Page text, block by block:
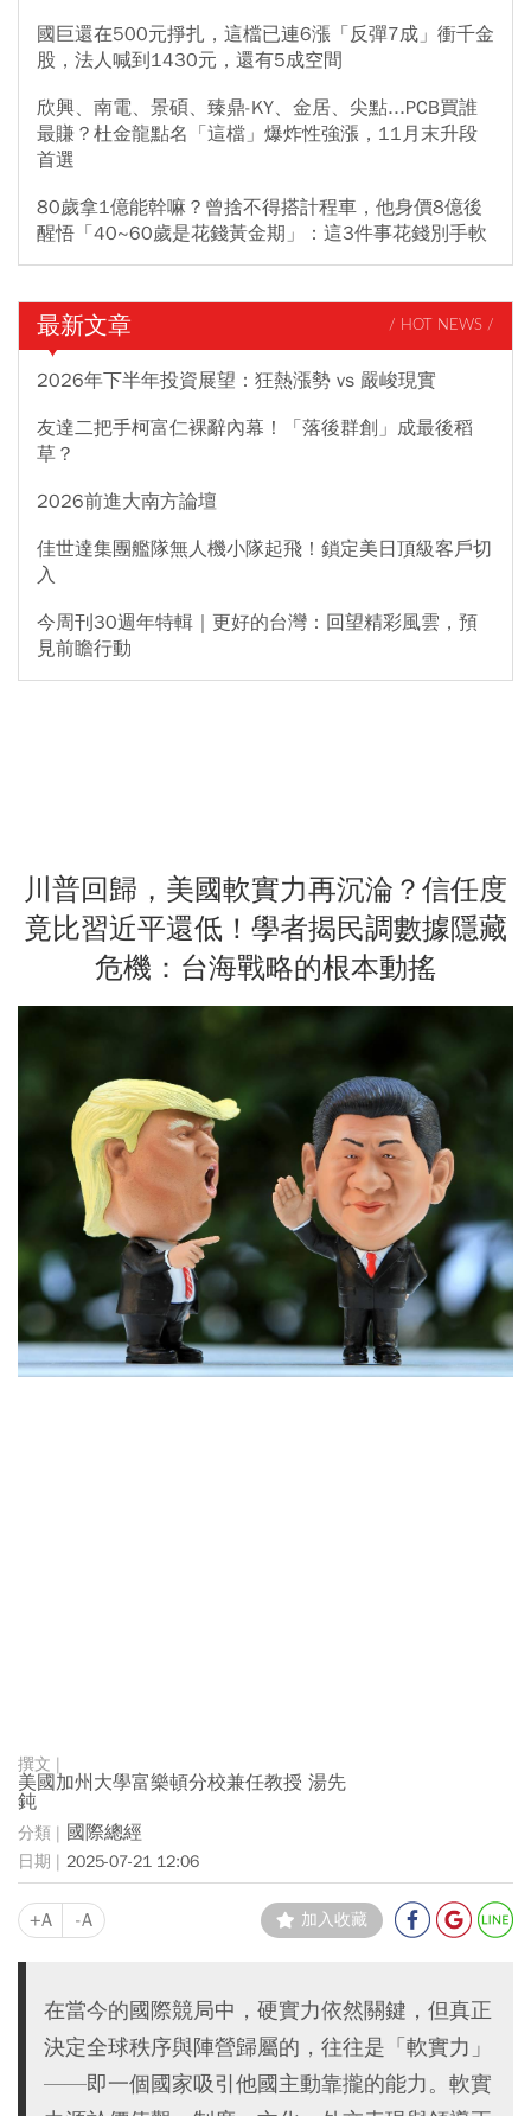
國巨還在500元掙扎，這檔已連6漲「反彈7成」衝千金
股，法人喊到1430元，還有5成空間
欣興、南電、景碩、臻鼎-KY、金居、尖點...PCB買誰
最賺？杜金龍點名「這檔」爆炸性強漲，11月末升段
首選
80歲拿1億能幹嘛？曾捨不得搭計程車，他身價8億後
醒悟「40~60歲是花錢黃金期」：這3件事花錢別手軟
最新文章 / HOT NEWS /
2026年下半年投資展望：狂熱漲勢 vs 嚴峻現實
友達二把手柯富仁裸辭內幕！「落後群創」成最後稻
草？
2026前進大南方論壇
佳世達集團艦隊無人機小隊起飛！鎖定美日頂級客戶切
入
今周刊30週年特輯｜更好的台灣：回望精彩風雲，預
見前瞻行動
川普回歸，美國軟實力再沉淪？信任度
竟比習近平還低！學者揭民調數據隱藏
危機：台海戰略的根本動搖
美國加州大學富樂頓分校兼任教授 湯先
鈍
國際總經
2025-07-21 12:06
+A -A 加入收藏
在當今的國際競局中，硬實力依然關鍵，但真正
決定全球秩序與陣營歸屬的，往往是「軟實力」
——即一個國家吸引他國主動靠攏的能力。軟實